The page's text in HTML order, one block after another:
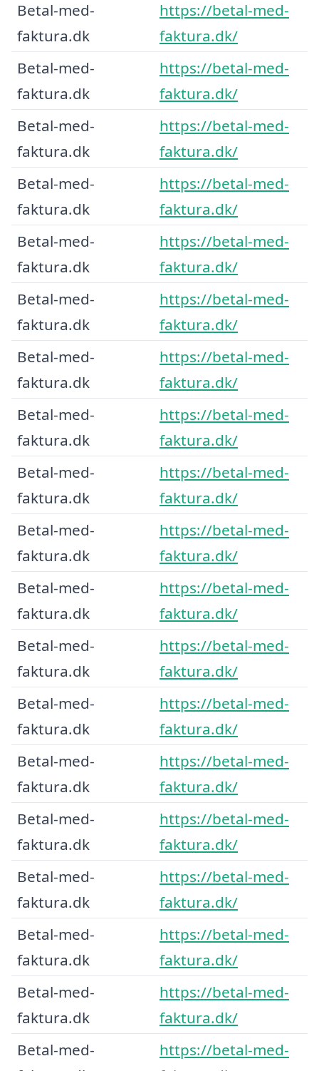
Betal-med-
faktura.dk
https://betal-med-
faktura.dk/
Betal-med-
faktura.dk
https://betal-med-
faktura.dk/
Betal-med-
faktura.dk
https://betal-med-
faktura.dk/
Betal-med-
faktura.dk
https://betal-med-
faktura.dk/
Betal-med-
faktura.dk
https://betal-med-
faktura.dk/
Betal-med-
faktura.dk
https://betal-med-
faktura.dk/
Betal-med-
faktura.dk
https://betal-med-
faktura.dk/
Betal-med-
faktura.dk
https://betal-med-
faktura.dk/
Betal-med-
faktura.dk
https://betal-med-
faktura.dk/
Betal-med-
faktura.dk
https://betal-med-
faktura.dk/
Betal-med-
faktura.dk
https://betal-med-
faktura.dk/
Betal-med-
faktura.dk
https://betal-med-
faktura.dk/
Betal-med-
faktura.dk
https://betal-med-
faktura.dk/
Betal-med-
faktura.dk
https://betal-med-
faktura.dk/
Betal-med-
faktura.dk
https://betal-med-
faktura.dk/
Betal-med-
faktura.dk
https://betal-med-
faktura.dk/
Betal-med-
faktura.dk
https://betal-med-
faktura.dk/
Betal-med-
faktura.dk
https://betal-med-
faktura.dk/
Betal-med-
https://betal-med-